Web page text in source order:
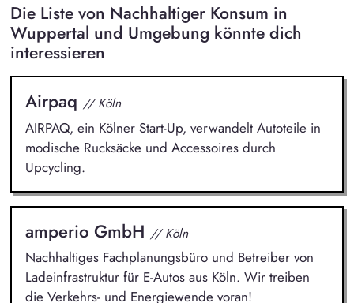
Die Liste von Nachhaltiger Konsum in
Wuppertal und Umgebung könnte dich
interessieren
Airpaq // Köln
AIRPAQ, ein Kölner Start-Up, verwandelt Autoteile in
modische Rucksäcke und Accessoires durch
Upcycling.
amperio GmbH // Köln
Nachhaltiges Fachplanungsbüro und Betreiber von
Ladeinfrastruktur für E-Autos aus Köln. Wir treiben
die Verkehrs- und Energiewende voran!